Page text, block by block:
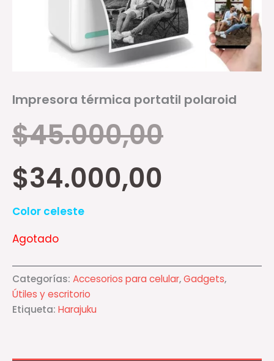
Impresora térmica portatil polaroid
$45.000,00
$34.000,00
Color celeste
Agotado
Categorías: Accesorios para celular,Gadgets,
Útiles y escritorio
Etiqueta: Harajuku